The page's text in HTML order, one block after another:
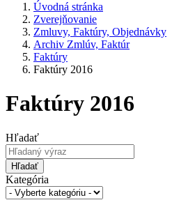
Úvodná stránka
Zverejňovanie
Zmluvy, Faktúry, Objednávky
Archiv Zmlúv, Faktúr
Faktúry
Faktúry 2016
Faktúry 2016
Hľadať
Hľadať
Kategória